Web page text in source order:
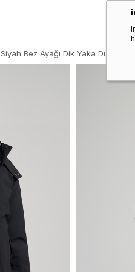
Siyah Bez Ayağı Dik Yaka Düz